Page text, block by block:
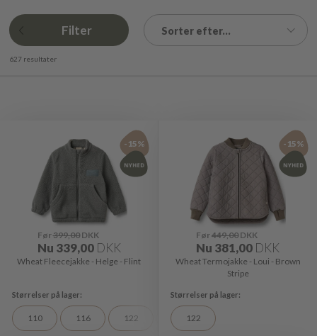
Filter Sorter efter...
627 resultater
-15%
Før399,00DKK
Nu 339,00 DKK
Wheat Fleecejakke - Helge - Flint
110 116 122 128
-15%
Før449,00 DKK
Nu 381,00 DKK
Wheat Termojakke - Loui - Brown
Stripe
122